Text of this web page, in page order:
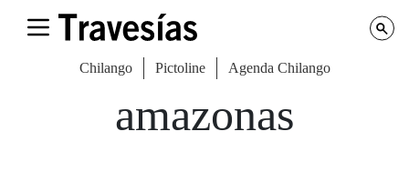
Chilango Pictoline Agenda Chilango
amazonas